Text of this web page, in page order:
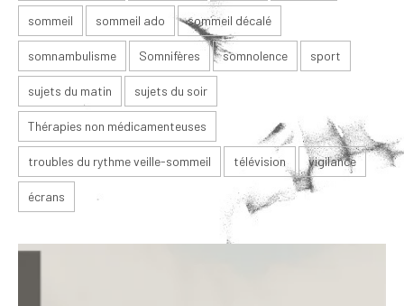
sommeil sommeil ado sommeil décalé
somnambulisme Somnifères somnolence sport
sujets du matin sujets du soir
Thérapies non médicamenteuses
troubles du rythme veille-sommeil télévision vigilance
écrans